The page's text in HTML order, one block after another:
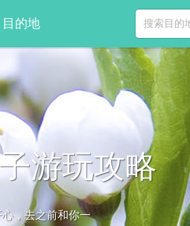
目的地
游玩攻略
，去之前和你一